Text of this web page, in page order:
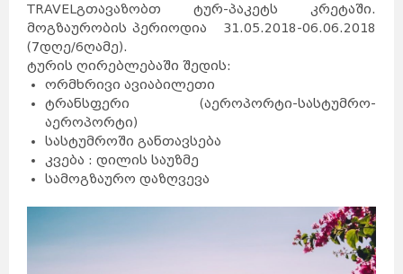
TRAVELგთავაზობთ ტურ-პაკეტს კრეტაში.
მოგზაურობის პერიოდია 31.05.2018-06.06.2018
(7დღე/6ღამე).
ტურის ღირებლებაში შედის:
ორმხრივი ავიაბილეთი
ტრანსფერი (აეროპორტი-სასტუმრო-
აეროპორტი)
სასტუმროში განთავსება
კვება : დილის საუზმე
სამოგზაურო დაზღვევა